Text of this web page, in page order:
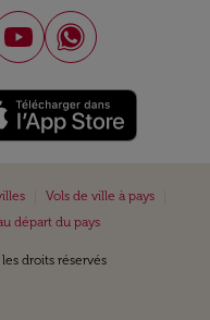
Vols de ville à pays
départ du pays
droits réservés